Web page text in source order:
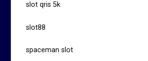
slot qris 5k
slot88
spaceman slot